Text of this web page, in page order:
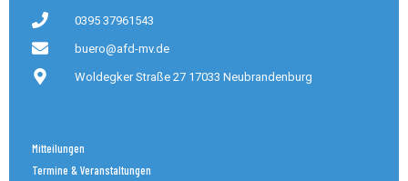
0395 37961543
buero@afd-mv.de
Woldegker Straße 27 17033 Neubrandenburg
Mitteilungen
Termine & Veranstaltungen